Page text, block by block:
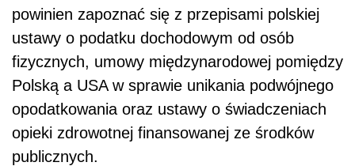
powinien zapoznać się z przepisami polskiej
ustawy o podatku dochodowym od osób
fizycznych, umowy międzynarodowej pomiędzy
Polską a USA w sprawie unikania podwójnego
opodatkowania oraz ustawy o świadczeniach
opieki zdrowotnej finansowanej ze środków
publicznych.